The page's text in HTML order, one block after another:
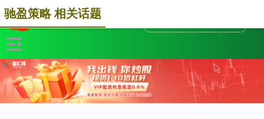
驰盈策略 相关话题